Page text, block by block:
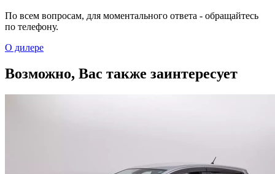
По всем вопросам, для моментального ответа - обращайтесь
по телефону.
О дилере
Возможно, Вас также заинтересует